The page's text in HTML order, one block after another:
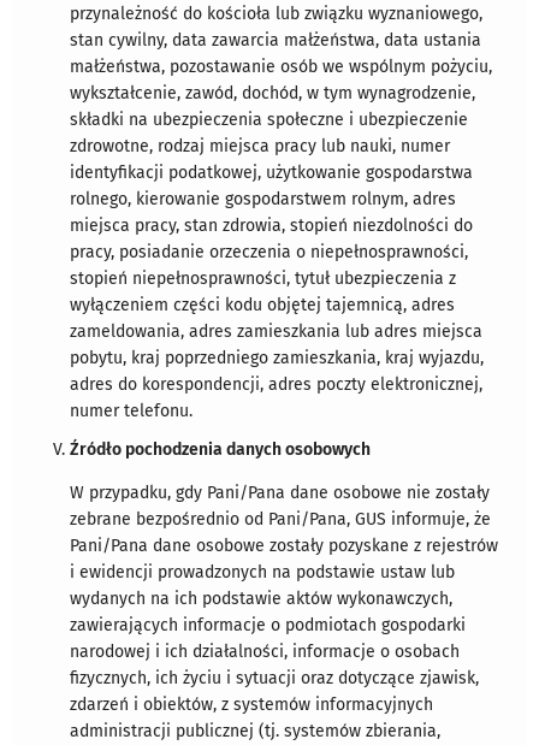
przynależność do kościoła lub związku wyznaniowego,
stan cywilny, data zawarcia małżeństwa, data ustania
małżeństwa, pozostawanie osób we wspólnym pożyciu,
wykształcenie, zawód, dochód, w tym wynagrodzenie,
składki na ubezpieczenia społeczne i ubezpieczenie
zdrowotne, rodzaj miejsca pracy lub nauki, numer
identyfikacji podatkowej, użytkowanie gospodarstwa
rolnego, kierowanie gospodarstwem rolnym, adres
miejsca pracy, stan zdrowia, stopień niezdolności do
pracy, posiadanie orzeczenia o niepełnosprawności,
stopień niepełnosprawności, tytuł ubezpieczenia z
wyłączeniem części kodu objętej tajemnicą, adres
zameldowania, adres zamieszkania lub adres miejsca
pobytu, kraj poprzedniego zamieszkania, kraj wyjazdu,
adres do korespondencji, adres poczty elektronicznej,
numer telefonu.
Źródło pochodzenia danych osobowych
W przypadku, gdy Pani/Pana dane osobowe nie zostały
zebrane bezpośrednio od Pani/Pana, GUS informuje, że
Pani/Pana dane osobowe zostały pozyskane z rejestrów
i ewidencji prowadzonych na podstawie ustaw lub
wydanych na ich podstawie aktów wykonawczych,
zawierających informacje o podmiotach gospodarki
narodowej i ich działalności, informacje o osobach
fizycznych, ich życiu i sytuacji oraz dotyczące zjawisk,
zdarzeń i obiektów, z systemów informacyjnych
administracji publicznej (tj. systemów zbierania,